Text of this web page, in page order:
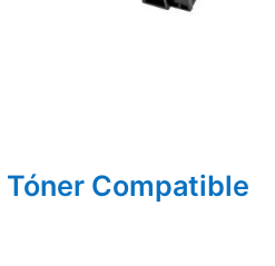
Compatible